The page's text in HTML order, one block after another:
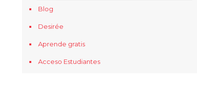
Blog
Desirée
Aprende gratis
Acceso Estudiantes